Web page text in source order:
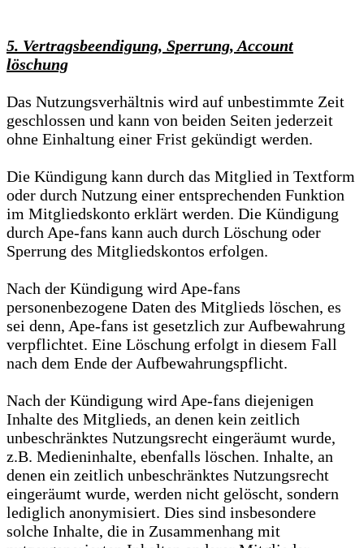
5. Vertragsbeendigung, Sperrung, Account
löschung
Das Nutzungsverhältnis wird auf unbestimmte Zeit
geschlossen und kann von beiden Seiten jederzeit
ohne Einhaltung einer Frist gekündigt werden.
Die Kündigung kann durch das Mitglied in Textform
oder durch Nutzung einer entsprechenden Funktion
im Mitgliedskonto erklärt werden. Die Kündigung
durch Ape-fans kann auch durch Löschung oder
Sperrung des Mitgliedskontos erfolgen.
Nach der Kündigung wird Ape-fans
personenbezogene Daten des Mitglieds löschen, es
sei denn, Ape-fans ist gesetzlich zur Aufbewahrung
verpflichtet. Eine Löschung erfolgt in diesem Fall
nach dem Ende der Aufbewahrungspflicht.
Nach der Kündigung wird Ape-fans diejenigen
Inhalte des Mitglieds, an denen kein zeitlich
unbeschränktes Nutzungsrecht eingeräumt wurde,
z.B. Medieninhalte, ebenfalls löschen. Inhalte, an
denen ein zeitlich unbeschränktes Nutzungsrecht
eingeräumt wurde, werden nicht gelöscht, sondern
lediglich anonymisiert. Dies sind insbesondere
solche Inhalte, die in Zusammenhang mit